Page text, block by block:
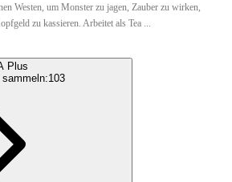
Westen, um Monster zu jagen, Zauber zu wirken,
zu kassieren. Arbeitet als Tea ...
Plus
103